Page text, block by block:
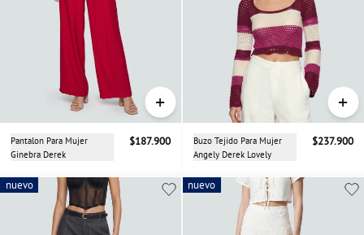
+
Pantalon Para Mujer
Ginebra Derek
$187.900
+
Buzo Tejido Para Mujer
Angely Derek Lovely
$237.900
nuevo nuevo
nuevo